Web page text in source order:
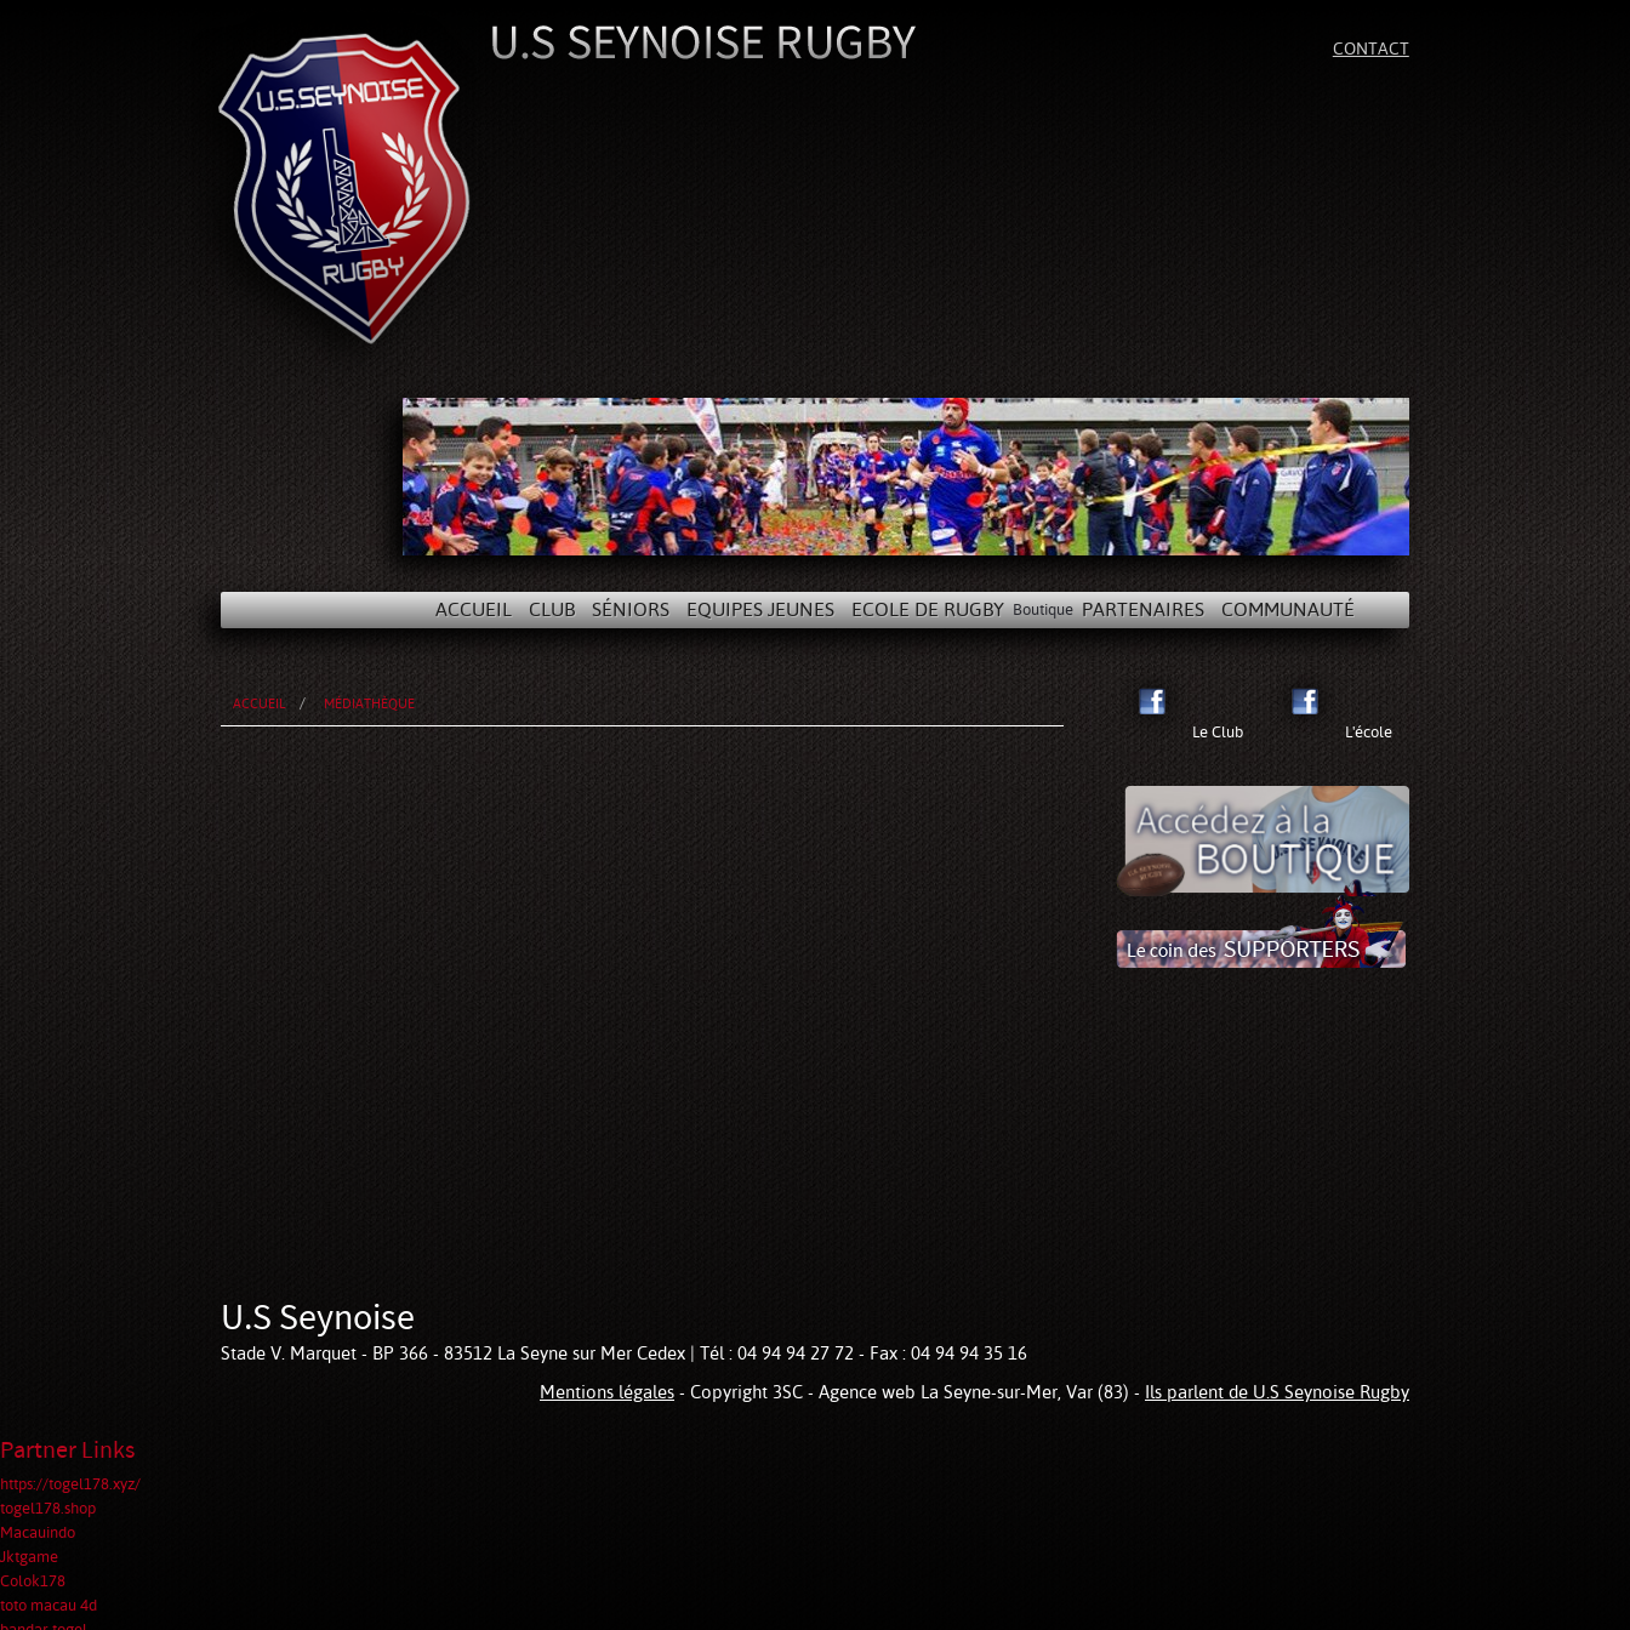
CONTACT
ACCUEIL CLUB SÉNIORS EQUIPES JEUNES ECOLE DE RUGBY Boutique PARTENAIRES COMMUNAUTÉ
ACCUEIL MÉDIATHÈQUE
Le Club L'école
U.S Seynoise
Stade V. Marquet - BP 366 - 83512 La Seyne sur Mer Cedex | Tél : 04 94 94 27 72 - Fax : 04 94 94 35 16
Mentions légales - Copyright 3SC - Agence web La Seyne-sur-Mer, Var (83) - Ils parlent de U.S Seynoise Rugby
Partner Links
https://togel178.xyz/
togel178.shop
Macauindo
Jktgame
Colok178
toto macau 4d